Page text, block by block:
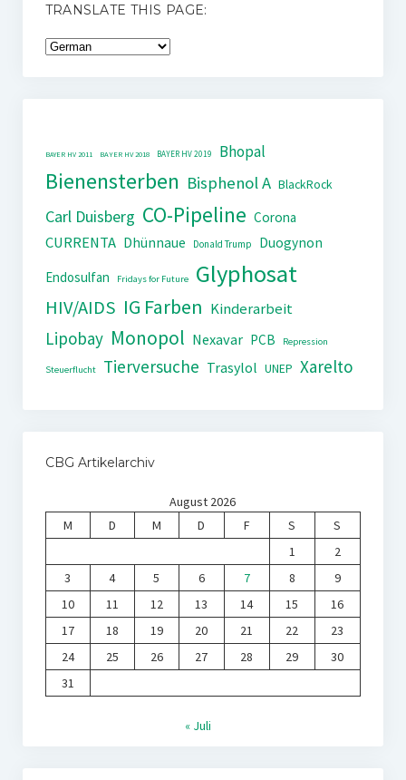
TRANSLATE THIS PAGE:
BAYER HV 2011 BAYER HV 2018 BAYER HV 2019 Bhopal
Bienensterben Bisphenol A BlackRock
Carl Duisberg CO-Pipeline Corona
CURRENTA Dhünnaue Donald Trump
Duogynon
Endosulfan
Fridays for Future Glyphosat
HIV/AIDS IG Farben Kinderarbeit
Lipobay Monopol Nexavar PCB Repression
Steuerflucht Tierversuche Trasylol UNEP Xarelto
CBG Artikelarchiv
August 2026
M
D M D F S
S
1
2
3
4 5 6 7 8
9
10
11 12 13 14 15
16
17
18 19 20 21 22
23
24
25 26 27 28 29
30
31
« Juli